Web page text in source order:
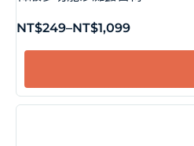
NT$249–NT$1,099